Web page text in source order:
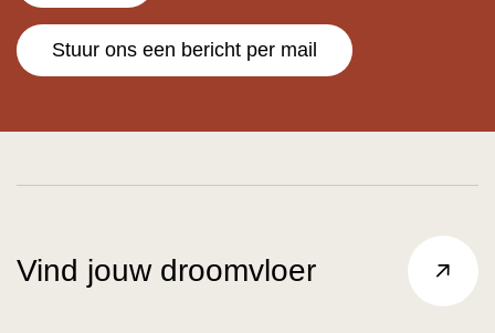
Stuur ons een bericht per mail
Vind jouw droomvloer